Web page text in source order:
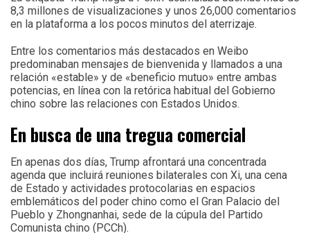
8,3 millones de visualizaciones y unos 26,000 comentarios
en la plataforma a los pocos minutos del aterrizaje.
Entre los comentarios más destacados en Weibo
predominaban mensajes de bienvenida y llamados a una
relación «estable» y de «beneficio mutuo» entre ambas
potencias, en línea con la retórica habitual del Gobierno
chino sobre las relaciones con Estados Unidos.
En busca de una tregua comercial
En apenas dos días, Trump afrontará una concentrada
agenda que incluirá reuniones bilaterales con Xi, una cena
de Estado y actividades protocolarias en espacios
emblemáticos del poder chino como el Gran Palacio del
Pueblo y Zhongnanhai, sede de la cúpula del Partido
Comunista chino (PCCh).